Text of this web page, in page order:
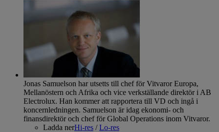
Jonas Samuelson har utsetts till chef för Vitvaror Europa,
Mellanöstern och Afrika och vice verkställande direktör i AB
Electrolux. Han kommer att rapportera till VD och ingå i
koncernledningen. Samuelson är idag ekonomi- och
finansdirektör och chef för Global Operations inom Vitvaror.
Ladda nerHi-res /Lo-res